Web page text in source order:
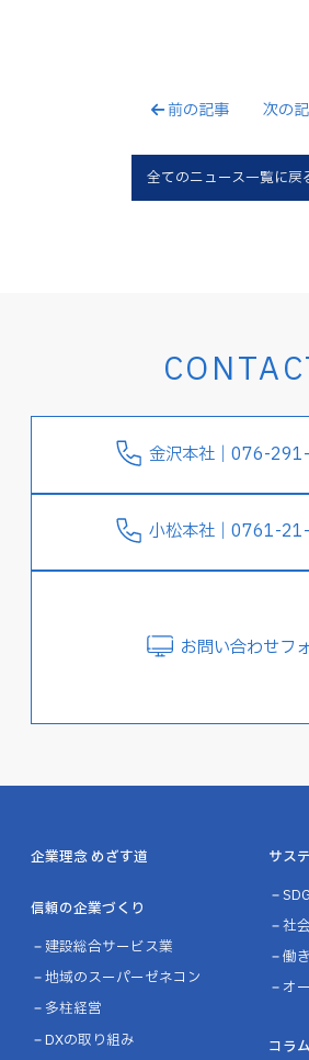
前の記事 次の
全てのニュース一覧に戻
金沢本社｜076-
小松本社｜0761-
お問い合わせフ
企業理念 めざす道
信頼の企業づくり
建設総合サービス業
地域のスーパーゼネコン
多柱経営
DXの取り組み
サス
社
働
オ
コラム